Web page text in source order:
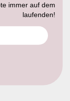
immer auf dem
laufenden!